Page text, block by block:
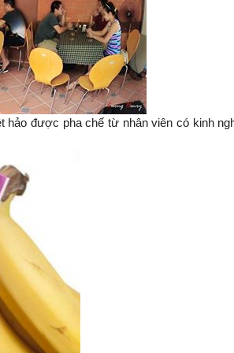
được pha chế từ nhân viên có kinh